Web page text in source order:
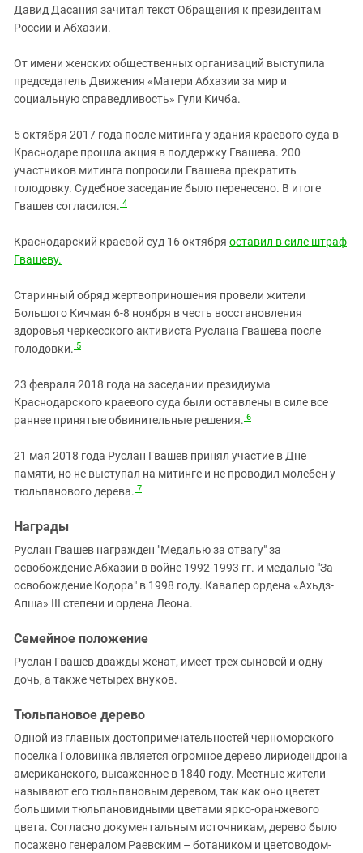
Давид Дасания зачитал текст Обращения к президентам
России и Абхазии.
От имени женских общественных организаций выступила
председатель Движения «Матери Абхазии за мир и
социальную справедливость» Гули Кичба.
5 октября 2017 года после митинга у здания краевого суда в
Краснодаре прошла акция в поддержку Гвашева. 200
участников митинга попросили Гвашева прекратить
голодовку. Судебное заседание было перенесено. В итоге
Гвашев согласился. 4
Краснодарский краевой суд 16 октября оставил в силе штраф
Гвашеву.
Старинный обряд жертвоприношения провели жители
Большого Кичмая 6-8 ноября в честь восстановления
здоровья черкесского активиста Руслана Гвашева после
голодовки. 5
23 февраля 2018 года на заседании президиума
Краснодарского краевого суда были оставлены в силе все
раннее принятые обвинительные решения. 6
21 мая 2018 года Руслан Гвашев принял участие в Дне
памяти, но не выступал на митинге и не проводил молебен у
тюльпанового дерева. 7
Награды
Руслан Гвашев награжден "Медалью за отвагу" за
освобождение Абхазии в войне 1992-1993 гг. и медалью "За
освобождение Кодора" в 1998 году. Кавалер ордена «Ахьдз-
Апша» III степени и ордена Леона.
Семейное положение
Руслан Гвашев дважды женат, имеет трех сыновей и одну
дочь, а также четырех внуков.
Тюльпановое дерево
Одной из главных достопримечательностей черноморского
поселка Головинка является огромное дерево лириодендрона
американского, высаженное в 1840 году. Местные жители
называют его тюльпановым деревом, так как оно цветет
большими тюльпановидными цветами ярко-оранжевого
цвета. Согласно документальным источникам, дерево было
посажено генералом Раевским – ботаником и цветоводом-